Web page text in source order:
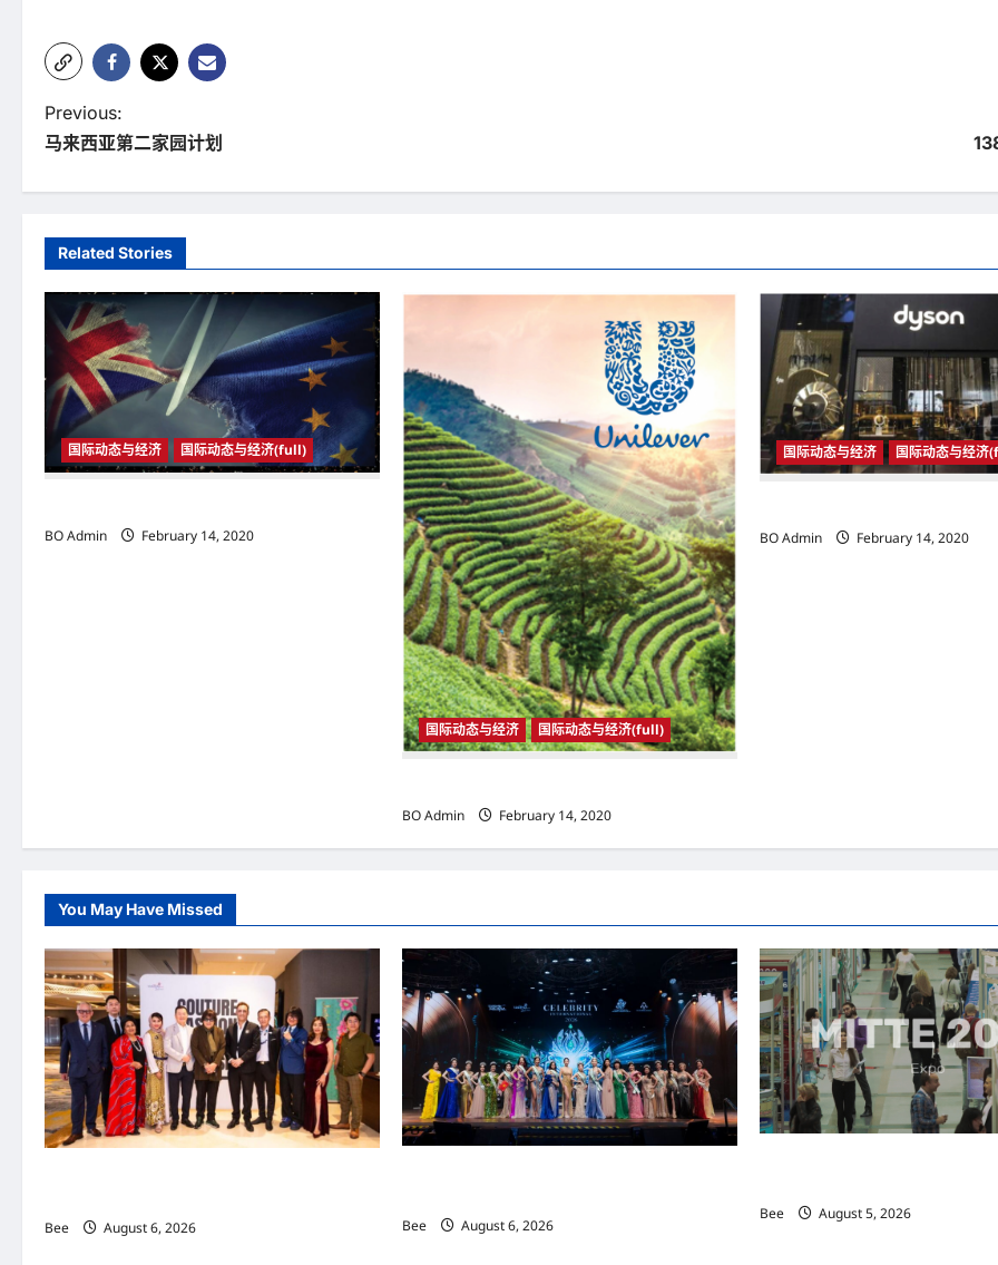
P
o
s
t
n
a
v
i
g
a
Previous:
马来西亚第二家园计划
Related Stories
国际动态与经济 国际动态与经济(full)
BO Admin
February 14, 2020
国际动态与经济 国际动态与经济(full)
BO Admin
February 14, 2020
国际动态与经济 国际动态与经济
BO Admin
February 14, 2020
You May Have Missed
Bee
August 6, 2026
Bee
August 6, 2026
Bee
August 5, 2026